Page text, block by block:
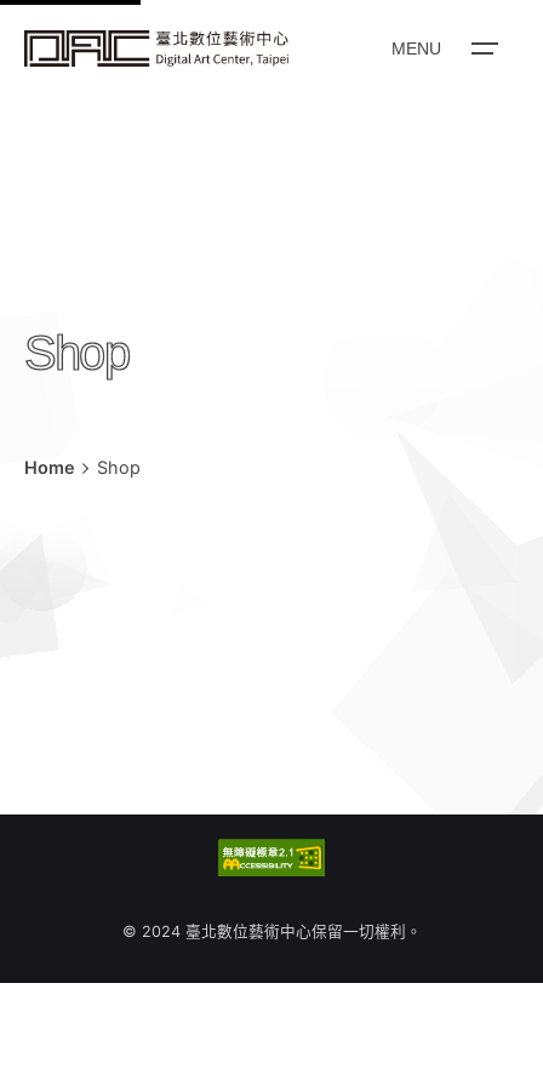
to
content
MENU
Shop
Home Shop
© 2024 臺北數位藝術中心保留一切權利。